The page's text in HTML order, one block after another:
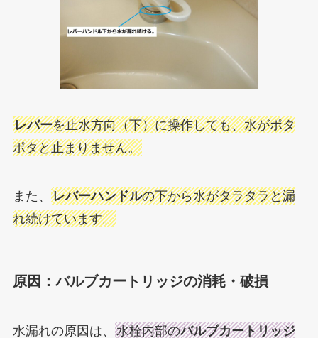
レバーを止水方向（下）に操作しても、水がポタ
ポタと止まりません。
また、 レバーハンドルの下から水がタラタラと漏
れ続けています。
原因：バルブカートリッジの消耗・破損
水漏れの原因は、 水栓内部のバルブカートリッジ